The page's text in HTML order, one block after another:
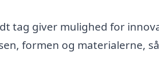
tag giver mulighed for
formen og materialerne,